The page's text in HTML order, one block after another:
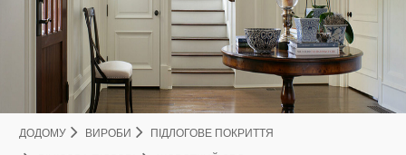
ДОДОМУ ВИРОБИ ПІДЛОГОВЕ ПОКРИТТЯ